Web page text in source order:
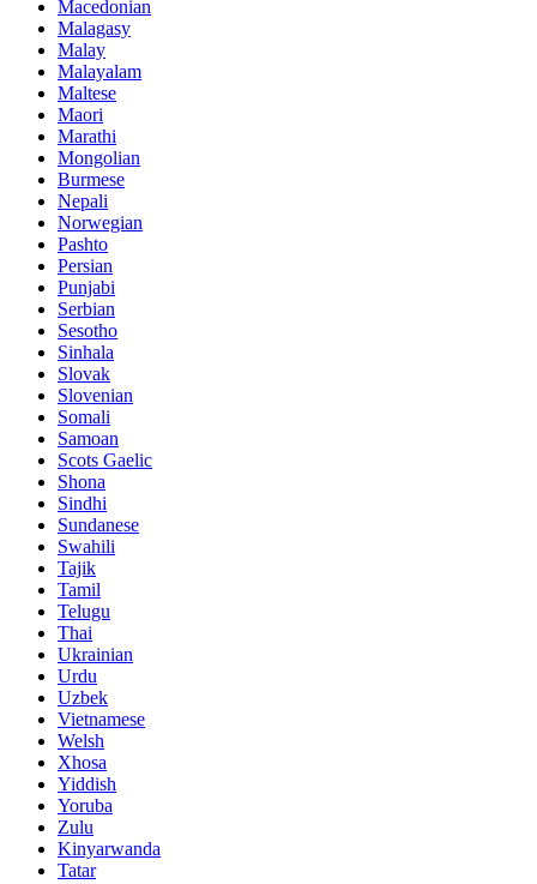
Macedonian
Malagasy
Malay
Malayalam
Maltese
Maori
Marathi
Mongolian
Burmese
Nepali
Norwegian
Pashto
Persian
Punjabi
Serbian
Sesotho
Sinhala
Slovak
Slovenian
Somali
Samoan
Scots Gaelic
Shona
Sindhi
Sundanese
Swahili
Tajik
Tamil
Telugu
Thai
Ukrainian
Urdu
Uzbek
Vietnamese
Welsh
Xhosa
Yiddish
Yoruba
Zulu
Kinyarwanda
Tatar